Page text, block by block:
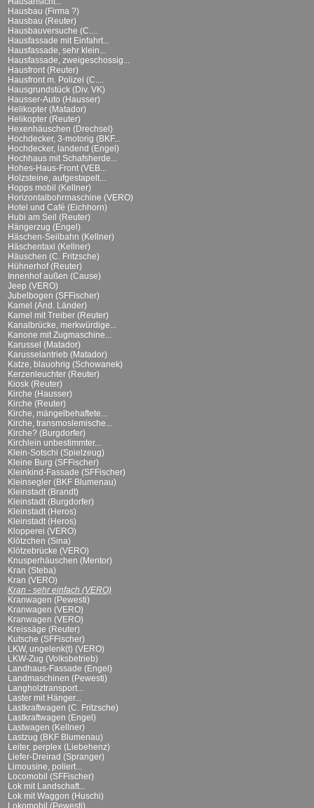
Hausbau (Firma ?)
Hausbau (Reuter)
Hausbauversuche (C....
Hausfassade mit Einfahrt...
Hausfassade, sehr klein...
Hausfassade, zweigeschossig...
Hausfront (Reuter)
Hausfront m. Polizei (C....
Hausgrundstück (Div. VK)
Hausser-Auto (Hausser)
Helikopter (Matador)
Helikopter (Reuter)
Hexenhäuschen (Drechsel)
Hochdecker, 3-motorig (BKF...
Hochdecker, landend (Engel)
Hochhaus mit Schafsherde...
Hohes-Haus-Front (VEB...
Holzsteine, aufgestapelt...
Hopps mobil (Kellner)
Horizontalbohrmaschine (VERO)
Hotel und Café (Eichhorn)
Hubi am Seil (Reuter)
Hängerzug (Engel)
Häschen-Seilbahn (Kellner)
Häschentaxi (Kellner)
Häuschen (C. Fritzsche)
Hühnerhof (Reuter)
Innenhof außen (Cause)
Jeep (VERO)
Jubelbogen (SFFischer)
Kamel (And. Länder)
Kamel mit Treiber (Reuter)
Kanalbrücke, merkwürdige...
Kanone mit Zugmaschine...
Karussel (Matador)
Karusselantrieb (Matador)
Katze, blauohrig (Schowanek)
Kerzenleuchter (Reuter)
Kiosk (Reuter)
Kirche (Hausser)
Kirche (Reuter)
Kirche, mängelbehaftete...
Kirche, transmoslemische...
Kirche? (Burgdorfer)
Kirchlein unbestimmter...
Klein-Sotschi (Spielzeug)
Kleine Burg (SFFischer)
Kleinkind-Fassade (SFFischer)
Kleinsegler (BKF Blumenau)
Kleinstadt (Brandt)
Kleinstadt (Burgdorfer)
Kleinstadt (Heros)
Kleinstadt (Heros)
Klopperei (VERO)
Klötzchen (Sina)
Klötzebrücke (VERO)
Knusperhäuschen (Mentor)
Kran (Steba)
Kran (VERO)
Kran - sehr einfach (VERO)
Kranwagen (Pewesti)
Kranwagen (VERO)
Kranwagen (VERO)
Kreissäge (Reuter)
Kutsche (SFFischer)
LKW, ungelenk(t) (VERO)
LKW-Zug (Volksbetrieb)
Landhaus-Fassade (Engel)
Landmaschinen (Pewesti)
Langholztransport...
Laster mit Hänger...
Lastkraftwagen (C. Fritzsche)
Lastkraftwagen (Engel)
Lastwagen (Kellner)
Lastzug (BKF Blumenau)
Leiter, perplex (Liebehenz)
Liefer-Dreirad (Spranger)
Limousine, poliert...
Locomobil (SFFischer)
Lok mit Landschaft...
Lok mit Waggon (Huschi)
Lokomobil (Pewesti)